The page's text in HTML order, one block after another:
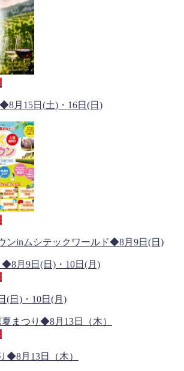
月15日(土)・16日(日)
ンinムシテックワールド◆8月9日(日)
(日)・10日(月)
◆8月13日（木）